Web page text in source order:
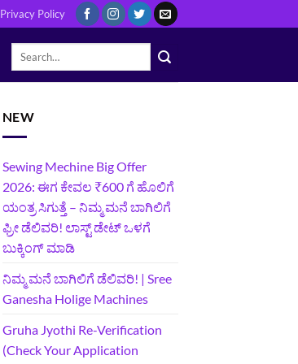
Privacy Policy
NEW
Sewing Mechine Big Offer
2026: ಈಗ ಕೇವಲ ₹600 ಗೆ ಹೊಲಿಗೆ
ಯಂತ್ರ ಸಿಗುತ್ತೆ – ನಿಮ್ಮ ಮನೆ ಬಾಗಿಲಿಗೆ‍
ಫ್ರೀ ಡೆಲಿವರಿ! ಲಾಸ್ಟ್‌ ಡೇಟ್‌ ಒಳಗೆ
ಬುಕ್ಕಿಂಗ್‌ ಮಾಡಿ
ನಿಮ್ಮ ಮನೆ ಬಾಗಿಲಿಗೆ ಡೆಲಿವರಿ! | Sree
Ganesha Holige Machines
Gruha Jyothi Re-Verification
(Check Your Application